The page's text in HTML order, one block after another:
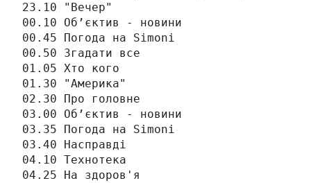
23.10 "Вечер"
00.10 Об’єктив - новини
00.45 Погода на Simonі
00.50 Згадати все
01.05 Хто кого
01.30 "Америка"
02.30 Про головне
03.00 Об’єктив - новини
03.35 Погода на Simonі
03.40 Насправді
04.10 Технотека
04.25 На здоров'я